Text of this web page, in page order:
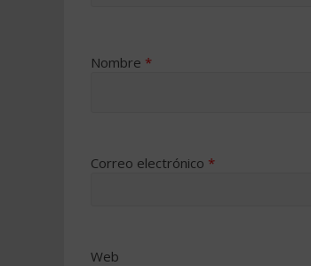
Nombre *
Correo electrónico *
Web